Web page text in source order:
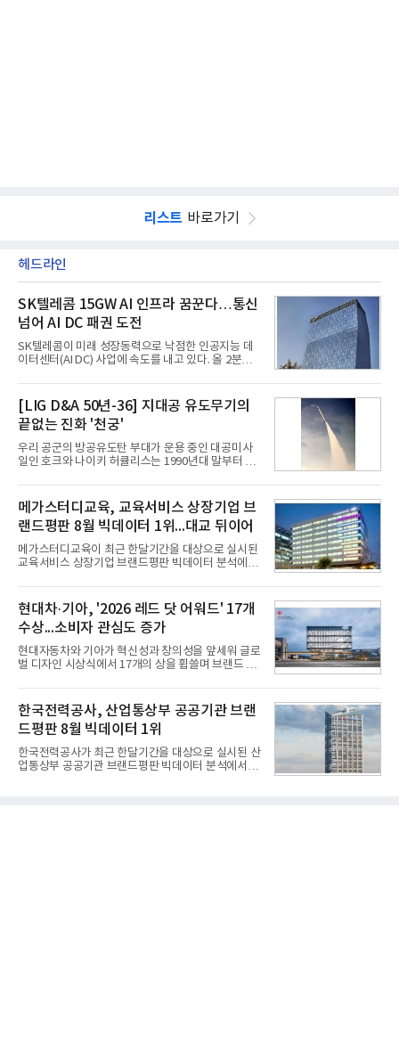
리스트 바로가기
헤드라인
SK텔레콤 15GW AI 인프라 꿈꾼다…통신
넘어 AI DC 패권 도전
SK텔레콤이 미래 성장동력으로 낙점한 인공지능 데
이터센터(AI DC) 사업에 속도를 내고 있다. 올 2분기
는 2035년까지 총 15GW(기가와트) 규모의 AI DC를
구축하겠다는 대형 청사진을 제시하면서다. 이에 따
라 경쟁 구도 역시 이동통신사인 KT, LG유플러스를
넘어 네이버, 삼성SDS 등 IT 인프라 기업으로 확장되
고 있다.7일 SK텔레콤에 따르면 회사는 올해 2분기
연결 기준 매출 4조 3591억원, 영업이익 5660억원을
기록했다. 매출은 전년 동기 대비 0.5%, 영업이익은
따른 기저효과가 실
[LIG D&A 50년-36] 지대공 유도무기의
끝없는 진화 '천궁'
우리 공군의 방공유도탄 부대가 운용 중인 대공미사
일인 호크와 나이키 허큘리스는 1990년대 말부터 성
기존 미사일체계를 대체할 중고도 및 중거리 대공미
사일을 개발하기로 결정했다.처음 KM-SAM 사업으로
불린 이 사업의 명칭은 호크(Iron Hawk, 철매)를 대체
한다는 의미에서 ‘철매Ⅱ’ 로 정해졌다. 철매Ⅱ 개발
사업은 미사일체계 완성 후인 2011년 ‘천궁(天弓)’으
로 다시 장비명이 바뀌었다. 17개 업체와 관련 기관이
참여한 가운데 LIG 넥스원은 탐색 개발에서 체계개발
인 천궁
메가스터디교육, 교육서비스 상장기업 브
랜드평판 8월 빅데이터 1위...대교 뒤이어
메가스터디교육이 최근 한달기간을 대상으로 실시된
교육서비스 상장기업 브랜드평판 빅데이터 분석에서
일 한국기업평판연구소(소장 구창환)는 국내 교육서
비스 상장기업 브랜드를 대상으로 지난 7월 7일부터
8월 7일까지 수집된 소비자 빅데이터 10,074,233건
을 분석한 결과, 메가스터디교육이 브랜드평판지수
1,710,926을 기록하며 8월 1위에 올랐다고 밝혔다.
분석에 활용된 빅데이터는 지난 7월(9,491,206건) 대
비 6.14% 증가한 수치로, 교육서비스 상장기업 브랜
디교육, 대교, 디지
현대차·기아, '2026 레드 닷 어워드' 17개
수상...소비자 관심도 증가
현대자동차와 기아가 혁신성과 창의성을 앞세워 글로
벌 디자인 시상식에서 17개의 상을 휩쓸며 브랜드 경
레드 닷 어워드: 브랜드 & 커뮤니케이션 디자인 부문
(Red Dot Design Award: Brand &
Communication Design)'에서 최우수상 2개, 본상
15개를 수상했다고 7일 밝혔다.'레드 닷 어워드'는 독
일 iF, 미국 IDEA와 함께 세계 3대 디자인 시상식으로
손꼽히는 세계 최대 규모의 디자인 공모전이다. 독일
노르트라인 베스트팔렌 디자인센터(Design
한국전력공사, 산업통상부 공공기관 브랜
드평판 8월 빅데이터 1위
한국전력공사가 최근 한달기간을 대상으로 실시된 산
업통상부 공공기관 브랜드평판 빅데이터 분석에서 1